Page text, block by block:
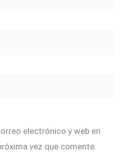
electrónico y web en
vez que comente.